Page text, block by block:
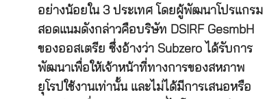
อย่างน้อยใน 3 ประเทศ โดยผู้พัฒนาโปรแกรม
สอดแนมดังกล่าวคือบริษัท DSIRF GesmbH
ของออสเตรีย ซึ่งอ้างว่า Subzero ได้รับการ
พัฒนาเพื่อให้เจ้าหน้าที่ทางการของสหภาพ
ยุโรปใช้งานเท่านั้น และไม่ได้มีการเสนอหรือ